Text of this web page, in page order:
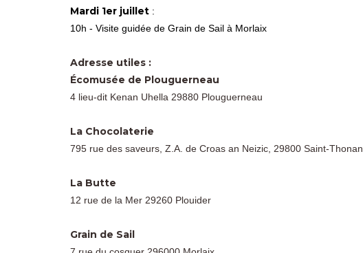
Mardi 1er juillet :
10h - Visite guidée de Grain de Sail à Morlaix
Adresse utiles :
Écomusée de Plouguerneau
4 lieu-dit Kenan Uhella 29880 Plouguerneau
La Chocolaterie
795 rue des saveurs, Z.A. de Croas an Neizic, 29800 Saint-Thonan
La Butte
12 rue de la Mer 29260 Plouider
Grain de Sail